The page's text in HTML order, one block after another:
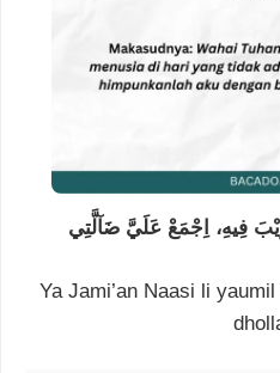
فِيهِ، اِجْمَعْ عَلَيَّ ضَآلَّتِي
Ya Jami’an Naasi li